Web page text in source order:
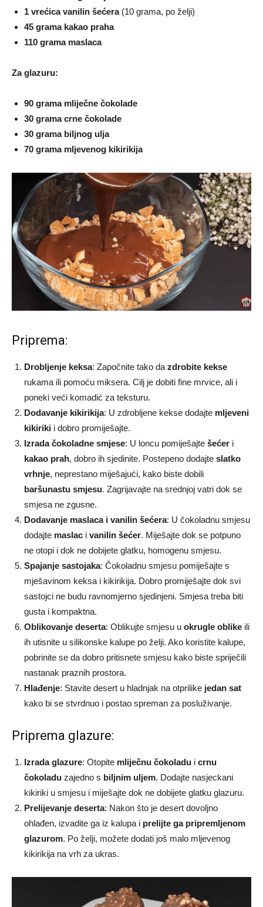
1 vrećica vanilin šećera(10 grama, po želji)
45 grama kakao praha
110 grama maslaca
Za glazuru:
90 grama mliječne čokolade
30 grama crne čokolade
30 grama biljnog ulja
70 grama mljevenog kikirikija
Priprema:
Drobljenje keksa: Započnite tako da zdrobite kekse
rukama ili pomoću miksera. Cilj je dobiti fine mrvice, ali i
poneki veći komadić za teksturu.
Dodavanje kikirikija: U zdrobljene kekse dodajte mljeveni
kikiriki i dobro promiješajte.
Izrada čokoladne smjese: U loncu pomiješajte šećer i
kakao prah, dobro ih sjedinite. Postepeno dodajte slatko
vrhnje, neprestano miješajući, kako biste dobili
baršunastu smjesu. Zagrijavajte na srednjoj vatri dok se
smjesa ne zgusne.
Dodavanje maslaca i vanilin šećera: U čokoladnu smjesu
dodajte maslac i vanilin šećer. Miješajte dok se potpuno
ne otopi i dok ne dobijete glatku, homogenu smjesu.
Spajanje sastojaka: Čokoladnu smjesu pomiješajte s
mješavinom keksa i kikirikija. Dobro promiješajte dok svi
sastojci ne budu ravnomjerno sjedinjeni. Smjesa treba biti
gusta i kompaktna.
Oblikovanje deserta: Oblikujte smjesu u okrugle oblike ili
ih utisnite u silikonske kalupe po želji. Ako koristite kalupe,
pobrinite se da dobro pritisnete smjesu kako biste spriječili
nastanak praznih prostora.
Hlađenje: Stavite desert u hladnjak na otprilike jedan sat
kako bi se stvrdnuo i postao spreman za posluživanje.
Priprema glazure:
Izrada glazure: Otopite mliječnu čokoladu i crnu
čokoladu zajedno s biljnim uljem. Dodajte nasjeckani
kikiriki u smjesu i miješajte dok ne dobijete glatku glazuru.
Prelijevanje deserta: Nakon što je desert dovoljno
ohlađen, izvadite ga iz kalupa i prelijte ga pripremljenom
glazurom. Po želji, možete dodati još malo mljevenog
kikirikija na vrh za ukras.